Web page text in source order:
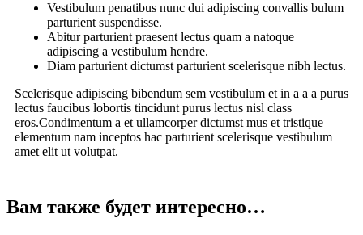
Vestibulum penatibus nunc dui adipiscing convallis bulum
parturient suspendisse.
Abitur parturient praesent lectus quam a natoque
adipiscing a vestibulum hendre.
Diam parturient dictumst parturient scelerisque nibh lectus.
Scelerisque adipiscing bibendum sem vestibulum et in a a a purus
lectus faucibus lobortis tincidunt purus lectus nisl class
eros.Condimentum a et ullamcorper dictumst mus et tristique
elementum nam inceptos hac parturient scelerisque vestibulum
amet elit ut volutpat.
Вам также будет интересно…